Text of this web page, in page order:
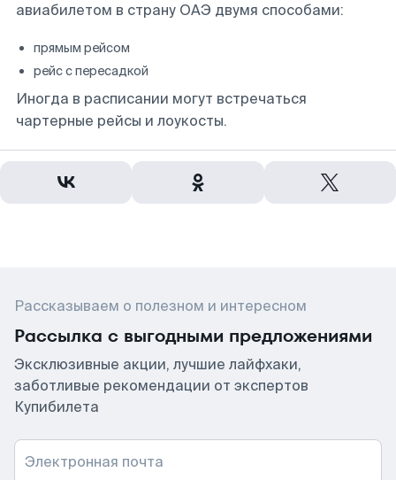
авиабилетом в страну ОАЭ двумя способами:
прямым рейсом
рейс с пересадкой
Иногда в расписании могут встречаться
чартерные рейсы и лоукосты.
Рассказываем о полезном и интересном
Рассылка с выгодными предложениями
Эксклюзивные акции, лучшие лайфхаки,
заботливые рекомендации от экспертов
Купибилета
Электронная почта